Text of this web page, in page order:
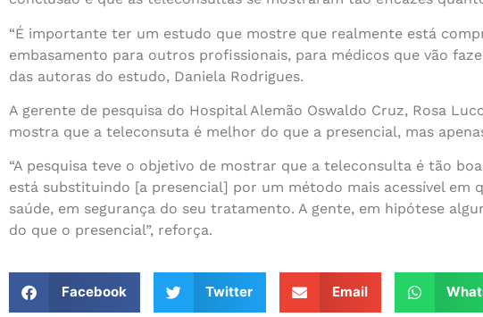
“É importante ter um estudo que mostre que realmente está
embasamento para outros profissionais, para médicos que vão
das autoras do estudo, Daniela Rodrigues.
A gerente de pesquisa do Hospital Alemão Oswaldo Cruz, Rosa
mostra que a teleconsuta é melhor do que a presencial, mas
“A pesquisa teve o objetivo de mostrar que a teleconsulta é tão
está substituindo [a presencial] por um método mais acessível em
saúde, em segurança do seu tratamento. A gente, em hipótese
do que o presencial”, reforça.
Facebook Twitter Email